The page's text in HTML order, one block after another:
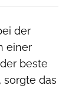
der
einer
beste
das